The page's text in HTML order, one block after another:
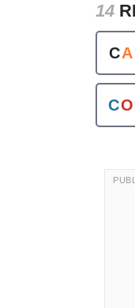
14
CA
CO